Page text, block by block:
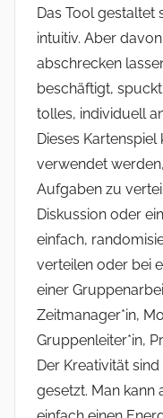
Das Tool gestaltet
intuitiv. Aber
abschrecken
beschäftigt,
tolles, individuell
Dieses
verwendet
Aufgaben zu
Diskussion oder
einfach,
verteilen oder bei
einer
Zeitmanager*in,
Gruppenleiter*in,
Der Kreativität
gesetzt. Man kann